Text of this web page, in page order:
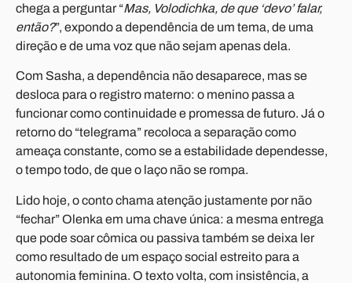
chega a perguntar “Mas, Volodichka, de que ‘devo’ falar,
então?”, expondo a dependência de um tema, de uma
direção e de uma voz que não sejam apenas dela.
Com Sasha, a dependência não desaparece, mas se
desloca para o registro materno: o menino passa a
funcionar como continuidade e promessa de futuro. Já o
retorno do “telegrama” recoloca a separação como
ameaça constante, como se a estabilidade dependesse,
o tempo todo, de que o laço não se rompa.
Lido hoje, o conto chama atenção justamente por não
“fechar” Olenka em uma chave única: a mesma entrega
que pode soar cômica ou passiva também se deixa ler
como resultado de um espaço social estreito para a
autonomia feminina. O texto volta, com insistência, a